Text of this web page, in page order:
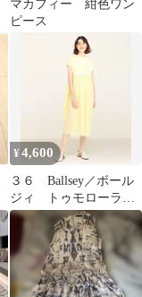
マカフィー 紺色ワン
ピース
¥4,600
３６ Ballsey／ボール
ジィ トゥモローラン
ド ワンピース 黄
色 イエロー